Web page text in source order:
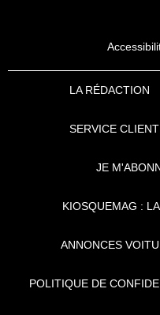
LA RÉDACTION
SERVICE CLIENT
JE
KIOSQUEMAG :
ANNONCES
POLITIQUE DE